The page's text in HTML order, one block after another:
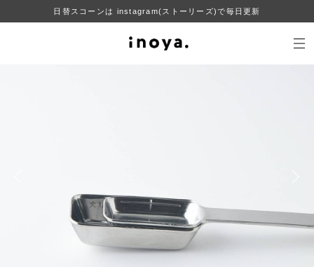
日替スコーンは instagram(ストーリーズ)で毎日更新